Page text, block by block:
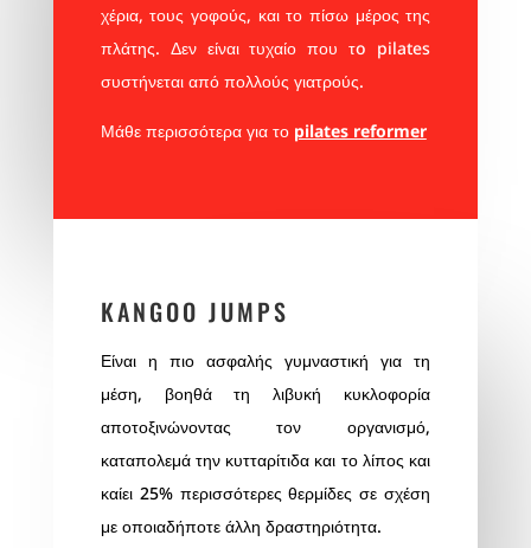
χέρια, τους γοφούς, και το πίσω μέρος της
πλάτης. Δεν είναι τυχαίο που τo pilates
συστήνεται από πολλούς γιατρούς.
Μάθε περισσότερα για το pilates reformer
KANGOO JUMPS
Είναι η πιο ασφαλής γυμναστική για τη
μέση, βοηθά τη λιβυκή κυκλοφορία
αποτοξινώνοντας τον οργανισμό,
καταπολεμά την κυτταρίτιδα και το λίπος και
καίει 25% περισσότερες θερμίδες σε σχέση
με οποιαδήποτε άλλη δραστηριότητα.